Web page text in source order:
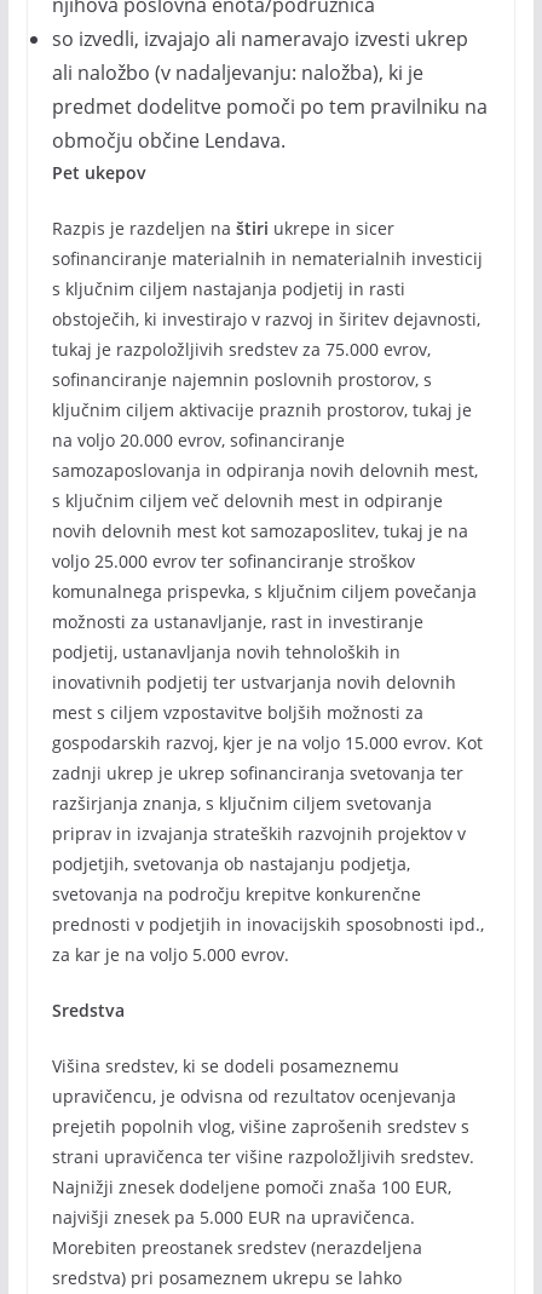
so izvedli, izvajajo ali nameravajo izvesti ukrep
ali naložbo (v nadaljevanju: naložba), ki je
predmet dodelitve pomoči po tem pravilniku na
območju občine Lendava.
Pet ukepov
Razpis je razdeljen na štiri ukrepe in sicer
sofinanciranje materialnih in nematerialnih investicij
s ključnim ciljem nastajanja podjetij in rasti
obstoječih, ki investirajo v razvoj in širitev dejavnosti,
tukaj je razpoložljivih sredstev za 75.000 evrov,
sofinanciranje najemnin poslovnih prostorov, s
ključnim ciljem aktivacije praznih prostorov, tukaj je
na voljo 20.000 evrov, sofinanciranje
samozaposlovanja in odpiranja novih delovnih mest,
s ključnim ciljem več delovnih mest in odpiranje
novih delovnih mest kot samozaposlitev, tukaj je na
voljo 25.000 evrov ter sofinanciranje stroškov
komunalnega prispevka, s ključnim ciljem povečanja
možnosti za ustanavljanje, rast in investiranje
podjetij, ustanavljanja novih tehnoloških in
inovativnih podjetij ter ustvarjanja novih delovnih
mest s ciljem vzpostavitve boljših možnosti za
gospodarskih razvoj, kjer je na voljo 15.000 evrov. Kot
zadnji ukrep je ukrep sofinanciranja svetovanja ter
razširjanja znanja, s ključnim ciljem svetovanja
priprav in izvajanja strateških razvojnih projektov v
podjetjih, svetovanja ob nastajanju podjetja,
svetovanja na področju krepitve konkurenčne
prednosti v podjetjih in inovacijskih sposobnosti ipd.,
za kar je na voljo 5.000 evrov.
Sredstva
Višina sredstev, ki se dodeli posameznemu
upravičencu, je odvisna od rezultatov ocenjevanja
prejetih popolnih vlog, višine zaprošenih sredstev s
strani upravičenca ter višine razpoložljivih sredstev.
Najnižji znesek dodeljene pomoči znaša 100 EUR,
najvišji znesek pa 5.000 EUR na upravičenca.
Morebiten preostanek sredstev (nerazdeljena
sredstva) pri posameznem ukrepu se lahko